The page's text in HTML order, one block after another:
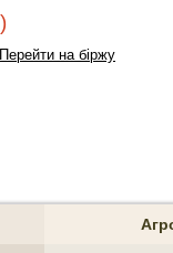
Перейти на біржу